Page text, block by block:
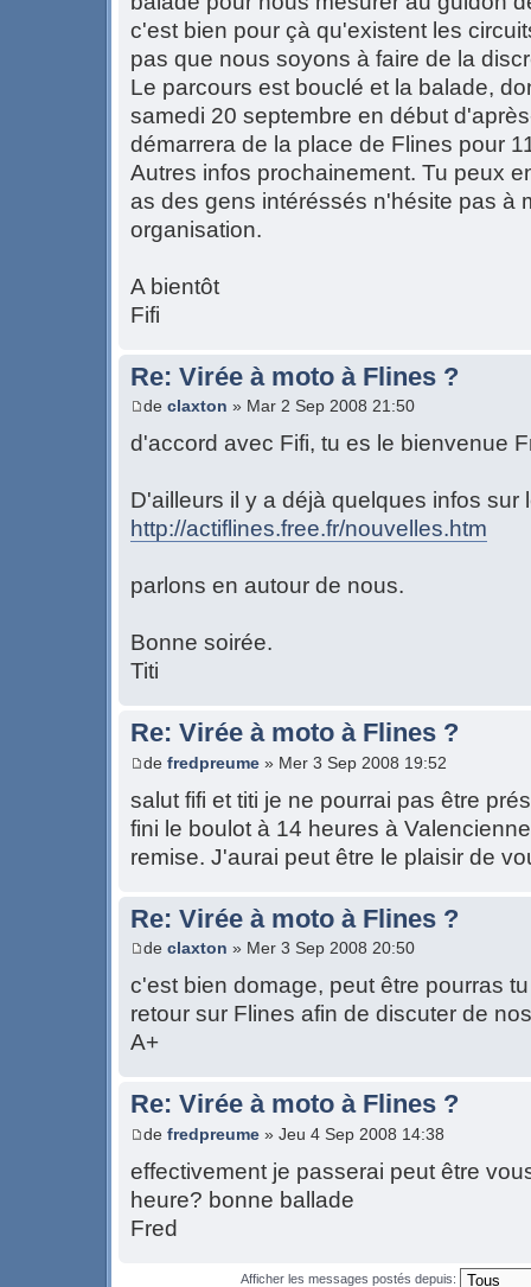
c'est bien pour çà qu'existent les
pas que nous soyons à faire de la
Le parcours est bouclé et la balade,
samedi 20 septembre en début
démarrera de la place de Flines pour
Autres infos prochainement. Tu peux
as des gens intéréssés n'hésite pas à
organisation.
A bientôt
Fifi
Re: Virée à moto à Flines ?
de claxton » Mar 2 Sep 2008 21:50
d'accord avec Fifi, tu es le bienvenue
D'ailleurs il y a déjà quelques infos sur
http://actiflines.free.fr/nouvelles.htm
parlons en autour de nous.
Bonne soirée.
Titi
Re: Virée à moto à Flines ?
de fredpreume » Mer 3 Sep 2008 19:52
salut fifi et titi je ne pourrai pas être
fini le boulot à 14 heures à
remise. J'aurai peut être le plaisir de
Re: Virée à moto à Flines ?
de claxton » Mer 3 Sep 2008 20:50
c'est bien domage, peut être pourras
retour sur Flines afin de discuter de
A+
Re: Virée à moto à Flines ?
de fredpreume » Jeu 4 Sep 2008 14:38
effectivement je passerai peut être
heure? bonne ballade
Fred
Afficher les messages postés depuis: